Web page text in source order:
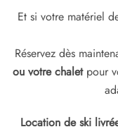
Et si votre matériel
Réservez dès
ou votre chaletpour
Location de ski